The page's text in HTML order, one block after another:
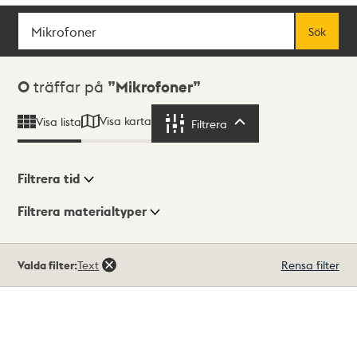
Sök
Sök
Sökresultat
0 träffar på Mikrofoner
Visa lista Visa karta Filtrera
Visningsläge
Filtrera tid
Filtrera materialtyper
träffar
Valda filter:Text Rensa filter